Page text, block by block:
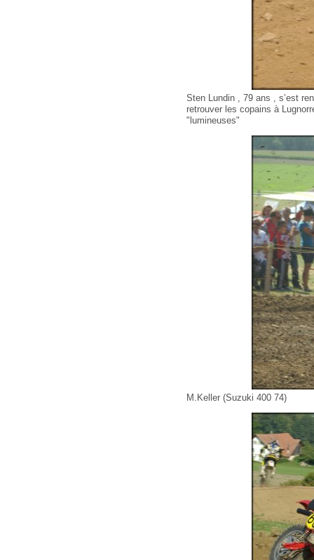
Sten Lundin , 79 ans , s’est
retrouver les copains à
"lumineuses"
M.Keller (Suzuki 400 74)